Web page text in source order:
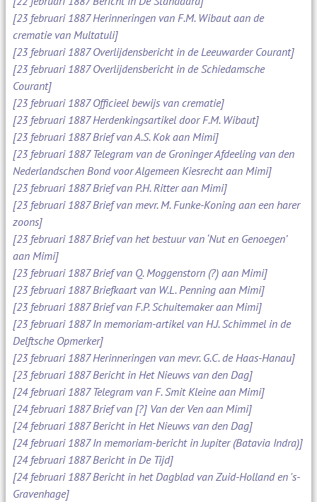
[23 februari 1887 Herinneringen van F.M. Wibaut aan de
crematie van Multatuli]
[23 februari 1887 Overlijdensbericht in de Leeuwarder Courant]
[23 februari 1887 Overlijdensbericht in de Schiedamsche
Courant]
[23 februari 1887 Officieel bewijs van crematie]
[23 februari 1887 Herdenkingsartikel door F.M. Wibaut]
[23 februari 1887 Brief van A.S. Kok aan Mimi]
[23 februari 1887 Telegram van de Groninger Afdeeling van den
Nederlandschen Bond voor Algemeen Kiesrecht aan Mimi]
[23 februari 1887 Brief van P.H. Ritter aan Mimi]
[23 februari 1887 Brief van mevr. M. Funke-Koning aan een harer
zoons]
[23 februari 1887 Brief van het bestuur van ‘Nut en Genoegen’
aan Mimi]
[23 februari 1887 Brief van Q. Moggenstorn (?) aan Mimi]
[23 februari 1887 Briefkaart van W.L. Penning aan Mimi]
[23 februari 1887 Brief van F.P. Schuitemaker aan Mimi]
[23 februari 1887 In memoriam-artikel van H.J. Schimmel in de
Delftsche Opmerker]
[23 februari 1887 Herinneringen van mevr. G.C. de Haas-Hanau]
[23 februari 1887 Bericht in Het Nieuws van den Dag]
[24 februari 1887 Telegram van F. Smit Kleine aan Mimi]
[24 februari 1887 Brief van [?] Van der Ven aan Mimi]
[24 februari 1887 Bericht in Het Nieuws van den Dag]
[24 februari 1887 In memoriam-bericht in Jupiter (Batavia Indra)]
[24 februari 1887 Bericht in De Tijd]
[24 februari 1887 Bericht in het Dagblad van Zuid-Holland en 's-
Gravenhage]